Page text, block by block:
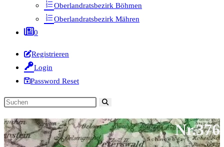
Oberlandratsbezirk Böhmen
Oberlandratsbezirk Mähren
0
Registrieren
Login
Password Reset
Diese
durchsuchen
Nr.376